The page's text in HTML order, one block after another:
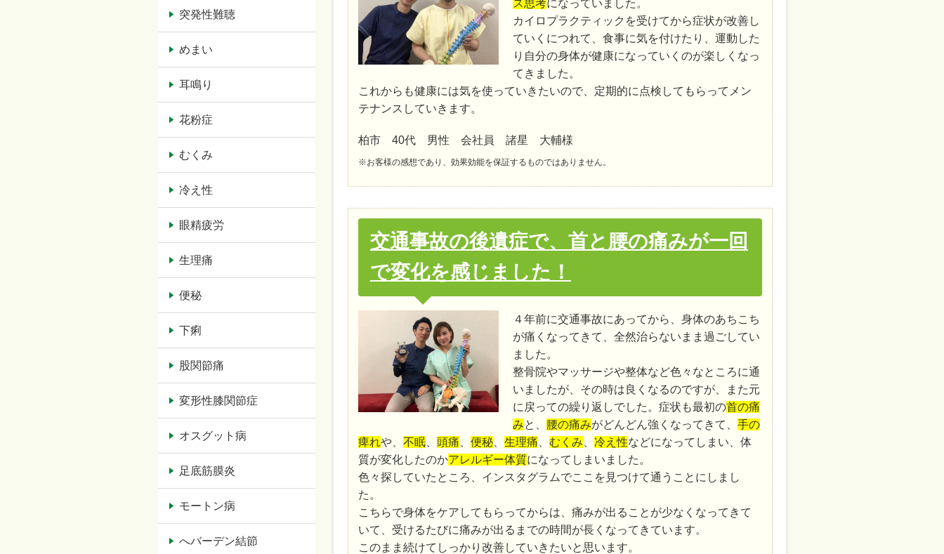
ス思考になっていました。
カイロプラクティックを受けてから症状が改善し
ていくにつれて、食事に気を付けたり、運動した
り自分の身体が健康になっていくのが楽しくなっ
てきました。
これからも健康には気を使っていきたいので、定期的に点検してもらってメン
テナンスしていきます。
柏市 40代 男性 会社員 諸星 大輔様
※お客様の感想であり、効果効能を保証するものではありません。
交通事故の後遺症で、首と腰の痛みが一回
で変化を感じました！
４年前に交通事故にあってから、身体のあちこち
が痛くなってきて、全然治らないまま過ごしてい
ました。
整骨院やマッサージや整体など色々なところに通
いましたが、その時は良くなるのですが、また元
に戻っての繰り返しでした。症状も最初の首の痛
みと、 腰の痛みがどんどん強くなってきて、 手の
痺れや、 不眠、 頭痛 便秘、 生理痛 むくみ 冷え性などになってしまい、体
質が変化したのかアレルギー体質になってしまいました。
色々探していたところ、インスタグラムでここを見つけて通うことにしまし
た。
こちらで身体をケアしてもらってからは、痛みが出ることが少なくなってきて
いて、受けるたびに痛みが出るまでの時間が長くなってきています。
このまま続けてしっかり改善していきたいと思います。
突発性難聴
めまい
耳鳴り
花粉症
むくみ
冷え性
眼精疲労
生理痛
便秘
下痢
股関節痛
変形性膝関節症
オスグット病
足底筋膜炎
モートン病
へバーデン結節